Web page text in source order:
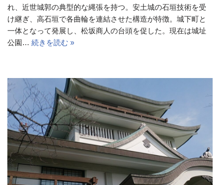
れ、近世城郭の典型的な縄張を持つ。安土城の石垣技術を受
け継ぎ、高石垣で各曲輪を連結させた構造が特徴。城下町と
一体となって発展し、松坂商人の台頭を促した。現在は城址
公園… 続きを読む »